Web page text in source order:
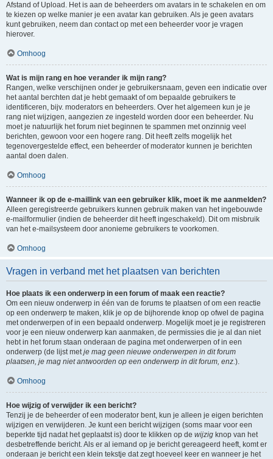
Afstand of Upload. Het is aan de beheerders om avatars in te schakelen en om
te kiezen op welke manier je een avatar kan gebruiken. Als je geen avatars
kunt gebruiken, neem dan contact op met een beheerder voor je vragen
hierover.
Omhoog
Wat is mijn rang en hoe verander ik mijn rang?
Rangen, welke verschijnen onder je gebruikersnaam, geven een indicatie over
het aantal berchten dat je hebt gemaakt of om bepaalde gebruikers te
identificeren, bijv. moderators en beheerders. Over het algemeen kun je je
rang niet wijzigen, aangezien ze ingesteld worden door een beheerder. Nu
moet je natuurlijk het forum niet beginnen te spammen met onzinnig veel
berichten, gewoon voor een hogere rang. Dit heeft zelfs mogelijk het
tegenovergestelde effect, een beheerder of moderator kunnen je berichten
aantal doen dalen.
Omhoog
Wanneer ik op de e-maillink van een gebruiker klik, moet ik me aanmelden?
Alleen geregistreerde gebruikers kunnen gebruik maken van het ingebouwde
e-mailformulier (indien de beheerder dit heeft ingeschakeld). Dit om misbruik
van het e-mailsysteem door anonieme gebruikers te voorkomen.
Omhoog
Vragen in verband met het plaatsen van berichten
Hoe plaats ik een onderwerp in een forum of maak een reactie?
Om een nieuw onderwerp in één van de forums te plaatsen of om een reactie
op een onderwerp te maken, klik je op de bijhorende knop op ofwel de pagina
met onderwerpen of in een bepaald onderwerp. Mogelijk moet je je registreren
voor je een nieuw onderwerp kan aanmaken, de permissies die je al dan niet
hebt in het forum staan onderaan de pagina met onderwerpen of in een
onderwerp (de lijst metje mag geen nieuwe onderwerpen in dit forum
plaatsen, je mag niet antwoorden op een onderwerp in dit forum, enz.).
Omhoog
Hoe wijzig of verwijder ik een bericht?
Tenzij je de beheerder of een moderator bent, kun je alleen je eigen berichten
wijzigen en verwijderen. Je kunt een bericht wijzigen (soms maar voor een
beperkte tijd nadat het geplaatst is) door te klikken op de wijzig knop van het
desbetreffende bericht. Als er al iemand op je bericht gereageerd heeft, komt er
onderaan je bericht een klein tekstje dat zegt hoeveel keer en wanneer je het